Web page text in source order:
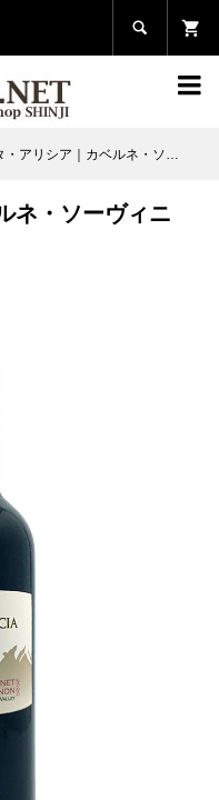


シア｜カベルネ・ソーヴィニョン [2024] 750ml
ネ・ソーヴィニ